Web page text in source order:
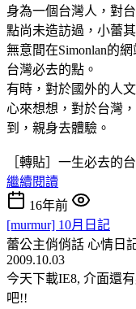
身為一個台灣人，對
點尚未造訪過，小蕾
無意間在Simonlan的
台灣必去的點。
有時，對於國外的人
心來想想，對於台灣
到，親身去體驗。
［轉貼］一生必去的
繼續閱讀
16年前
[murmur] 10月日記
蕾公主俏俏話 心情日
2009.10.03
今天下載IE8, 介面還
吧!!